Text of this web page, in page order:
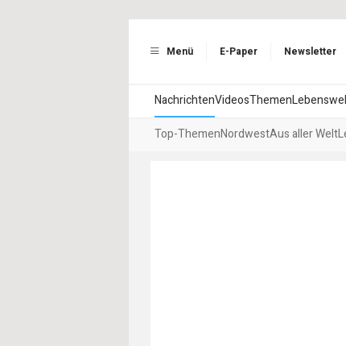
Menü E-Paper Newsletter
NachrichtenVideosThemen
Top-ThemenNordwestAus aller Welt